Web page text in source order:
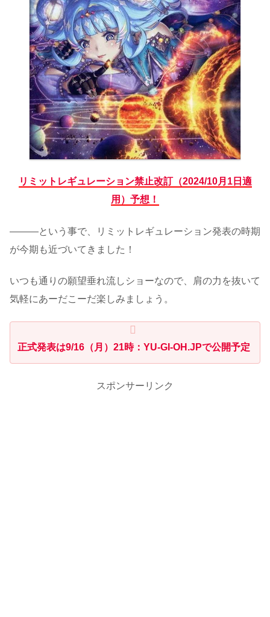
リミットレギュレーション禁止改訂（2024/10月1日適
用）予想！
―――という事で、リミットレギュレーション発表の時期
が今期も近づいてきました！
いつも通りの願望垂れ流しショーなので、肩の力を抜いて
気軽にあーだこーだ楽しみましょう。
正式発表は9/16（月）21時：YU-GI-OH.JPで公開予定
スポンサーリンク